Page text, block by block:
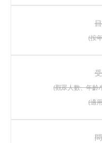
(按
(觀眾人數、年齡
(適